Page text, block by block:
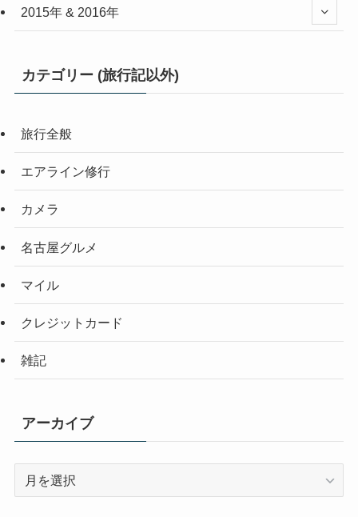
2015年 & 2016年
カテゴリー (旅行記以外)
旅行全般
エアライン修行
カメラ
名古屋グルメ
マイル
クレジットカード
雑記
アーカイブ